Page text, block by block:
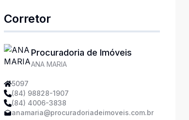
Corretor
Procuradoria de Imóveis
ANA MARIA
5097
(84) 98828-1907
(84) 4006-3838
anamaria@procuradoriadeimoveis.com.br